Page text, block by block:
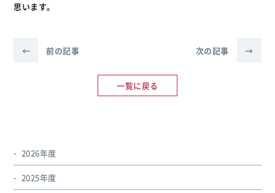
思います。
← 前の記事
一覧に戻る
次の記事 →
2026年度
2025年度